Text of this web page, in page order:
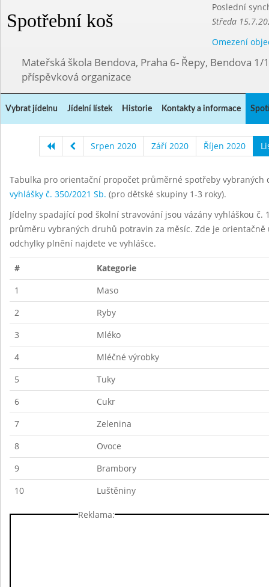
Spotřební koš
Poslední
Středa
Omezení
Mateřská škola Bendova, Praha 6- Řepy, Bendova 1/
příspěvková organizace
Vybrat jídelnu Jídelní lístek Historie Kontakty a informace
Srpen 2020 Září 2020 Říjen 2020
Tabulka pro orientační propočet průměrné spotřeby
vyhlášky č. 350/2021 Sb. (pro dětské skupiny 1-3 roky).
Jídelny spadající pod školní stravování jsou vázány vyhláškou
průměru vybraných druhů potravin za měsíc. Zde je
odchylky plnění najdete ve vyhlášce.
#
Kategorie
1
Maso
2
Ryby
3
Mléko
4
Mléčné výrobky
5
Tuky
6
Cukr
7
Zelenina
8
Ovoce
9
Brambory
10
Luštěniny
Reklama: